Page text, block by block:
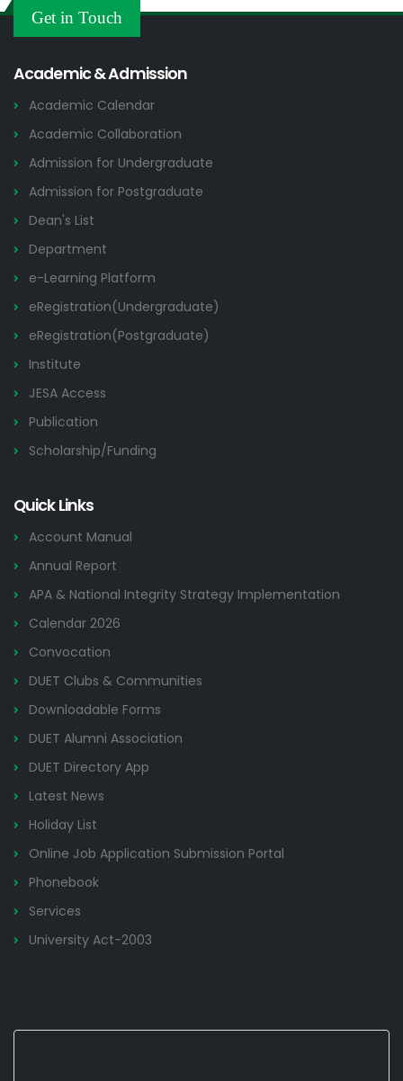
2026
Others
Get in Touch
Academic & Admission
Academic Calendar
Academic Collaboration
Admission for Undergraduate
Admission for Postgraduate
Dean's List
Department
e-Learning Platform
eRegistration(Undergraduate)
eRegistration(Postgraduate)
Institute
JESA Access
Publication
Scholarship/Funding
Quick Links
Account Manual
Annual Report
APA & National Integrity Strategy Implementation
Calendar 2026
Convocation
DUET Clubs & Communities
Downloadable Forms
DUET Alumni Association
DUET Directory App
Latest News
Holiday List
Online Job Application Submission Portal
Phonebook
Services
University Act-2003